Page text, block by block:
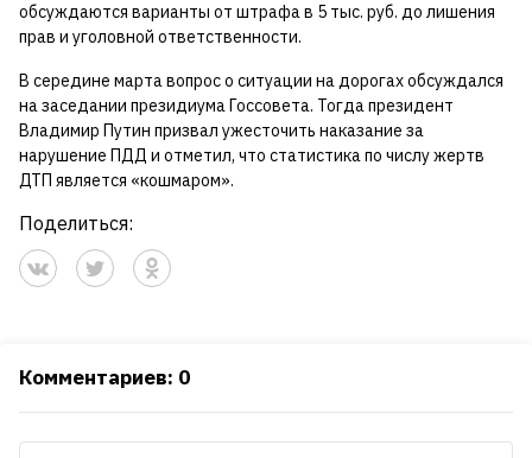
обсуждаются варианты от штрафа в 5 тыс. руб. до лишения
прав и уголовной ответственности.
В середине марта вопрос о ситуации на дорогах обсуждался
на заседании президиума Госсовета. Тогда президент
Владимир Путин призвал ужесточить наказание за
нарушение ПДД и отметил, что статистика по числу жертв
ДТП является «кошмаром».
Поделиться:
Комментариев: 0